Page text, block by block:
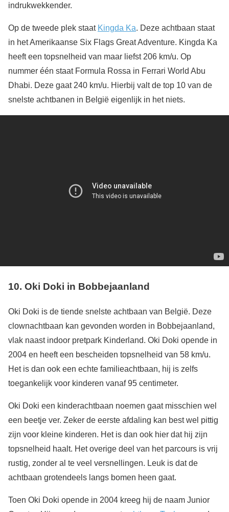
indrukwekkender.
Op de tweede plek staat Kingda Ka. Deze achtbaan staat
in het Amerikaanse Six Flags Great Adventure. Kingda Ka
heeft een topsnelheid van maar liefst 206 km/u. Op
nummer één staat Formula Rossa in Ferrari World Abu
Dhabi. Deze gaat 240 km/u. Hierbij valt de top 10 van de
snelste achtbanen in België eigenlijk in het niets.
10. Oki Doki in Bobbejaanland
Oki Doki is de tiende snelste achtbaan van België. Deze
clownachtbaan kan gevonden worden in Bobbejaanland,
vlak naast indoor pretpark Kinderland. Oki Doki opende in
2004 en heeft een bescheiden topsnelheid van 58 km/u.
Het is dan ook een echte familieachtbaan, hij is zelfs
toegankelijk voor kinderen vanaf 95 centimeter.
Oki Doki een kinderachtbaan noemen gaat misschien wel
een beetje ver. Zeker de eerste afdaling kan best wel pittig
zijn voor kleine kinderen. Het is dan ook hier dat hij zijn
topsnelheid haalt. Het overige deel van het parcours is vrij
rustig, zonder al te veel versnellingen. Leuk is dat de
achtbaan grotendeels langs bomen heen gaat.
Toen Oki Doki opende in 2004 kreeg hij de naam Junior